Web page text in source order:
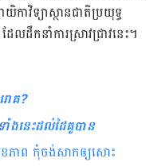
វិទ្យាស្ថាន​ជាតិ​ប្រយុទ្ធ​
ល​ដឹក​នាំ​ការ​ស្រាវ​ជ្រាវ​នេះ។
ោគ?
ាំងនេះដល់ដៃគូបាន
ខភាព កុំ​ចង់សាកឲ្យ​សោះ